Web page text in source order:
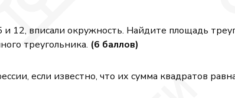
12, вписали окружность. Найдите площадь
треугольника. (6 баллов)
если известно, что их сумма квадратов